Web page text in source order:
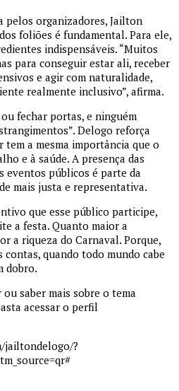
pelos organizadores, Jailton
foliões é fundamental. Para ele,
indispensáveis. “Muitos
para conseguir estar ali, receber
e agir com naturalidade,
realmente inclusivo”, afirma.
fechar portas, e ninguém
Delogo reforça
a mesma importância que o
e à saúde. A presença das
eventos públicos é parte da
mais justa e representativa.
que esse público participe,
a festa. Quanto maior a
a riqueza do Carnaval. Porque,
quando todo mundo cabe
dobro.
saber mais sobre o tema
acessar o perfil
jailtondelogo/?